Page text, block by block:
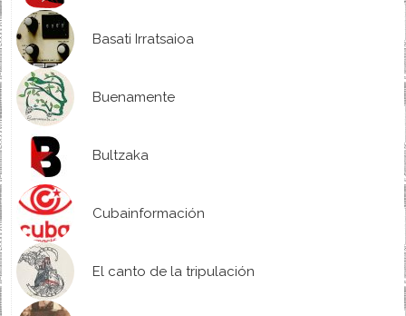
Basati Irratsaioa
Buenamente
Bultzaka
Cubainformación
El canto de la tripulación